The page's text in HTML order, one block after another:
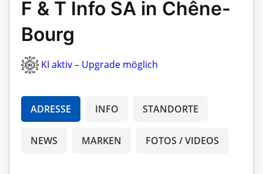
F & T Info SA in Chêne-
Bourg
KI aktiv – Upgrade möglich
ADRESSE INFO STANDORTE
NEWS MARKEN FOTOS / VIDEOS